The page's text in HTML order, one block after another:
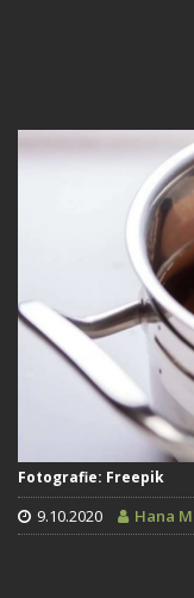
Fotografie: Freepik
9.10.2020 Hana